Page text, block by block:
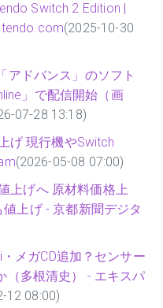
Switch 2 Edition |
(2025-10-30
アドバンス」のソフト
」で配信開始（画
07-28 13:18)
げ 現行機やSwitch
(2026-05-08 07:00)
上げへ 原材料価格上
上げ - 京都新聞デジタ
メガCD追加？センサー
（多根清史） - エキスパ
12 08:00)